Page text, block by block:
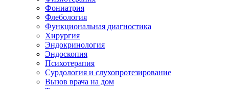
Фониатрия
Флебология
Функциональная диагностика
Хирургия
Эндокринология
Эндоскопия
Психотерапия
Сурдология и слухопротезирование
Вызов врача на дом